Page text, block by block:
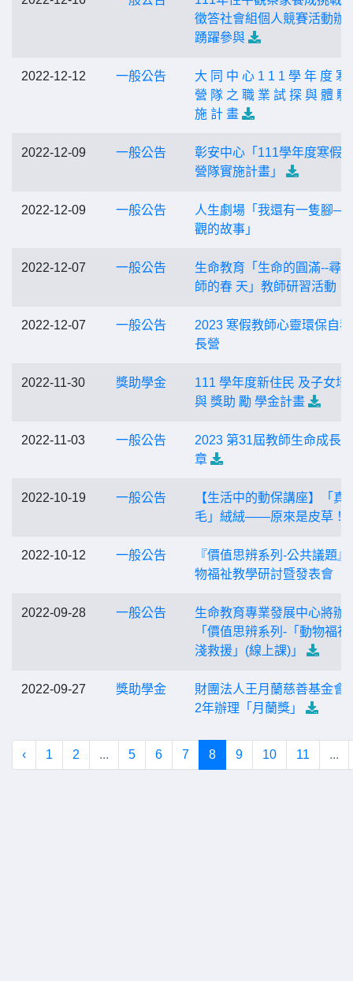
徵答社會組個人競賽活動辦
踴躍參與
2022-12-12 一般公告
大 同 中 心 1 1 1 學 年 度 寒
營 隊 之 職 業 試 探 與 體 驗
施 計 畫
2022-12-09 一般公告
彰安中心「111學年度寒假
營隊實施計畫」
2022-12-09 一般公告
人生劇場「我還有一隻腳─
觀的故事」
2022-12-07 一般公告
生命教育「生命的圓滿--尋
師的春 天」教師研習活動
2022-12-07 一般公告
2023 寒假教師心靈環保自
長營
2022-11-30 獎助學金
111 學年度新住民 及子女培
與 獎助 勵 學金計畫
2022-11-03 一般公告
2023 第31屆教師生命成長
章
2022-10-19 一般公告
【生活中的動保講座】「真
毛」絨絨——原來是皮草！
2022-10-12 一般公告
『價值思辨系列-公共議題』
物福祉教學研討暨發表會
2022-09-28 一般公告
生命教育專業發展中心將辦
「價值思辨系列-「動物福祉
淺救援」(線上課)」
2022-09-27 獎助學金
財團法人王月蘭慈善基金會
2年辦理「月蘭獎」
‹ 1 2 ... 5 6 7 8 9 10 11 ...